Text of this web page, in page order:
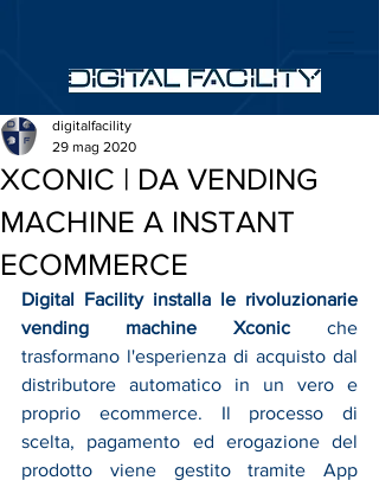
XCONIC | DA VENDING
MACHINE A INSTANT
ECOMMERCE
digitalfacility
29 mag 2020
Digital Facility installa le rivoluzionarie
vending machine Xconic che
trasformano l'esperienza di acquisto dal
distributore automatico in un vero e
proprio ecommerce. Il processo di
scelta, pagamento ed erogazione del
prodotto viene gestito tramite App